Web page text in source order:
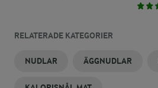
RELATERADE KATEGORIER
NUDLAR ÄGGNUDLAR